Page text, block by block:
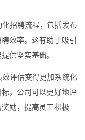
招聘流程，包括发布
效率。这有助于吸引
供坚实基础。
评估变得更加系统化
，公司可以更好地评
励，提高员工积极